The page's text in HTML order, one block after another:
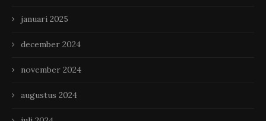
januari 2025
december 2024
november 2024
augustus 2024